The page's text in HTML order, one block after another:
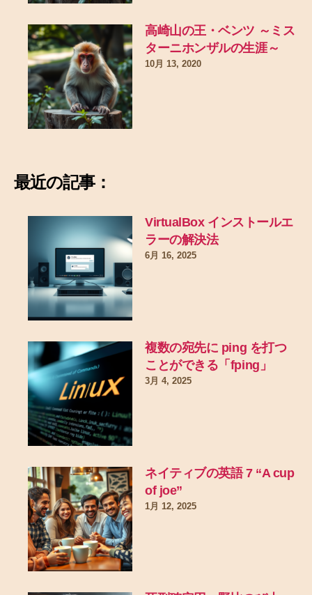
高崎山の王・ベンツ ～ミス
ターニホンザルの生涯～
10月 13, 2020
最近の記事：
VirtualBox インストールエ
ラーの解決法
6月 16, 2025
複数の宛先に ping を打つ
ことができる「fping」
3月 4, 2025
ネイティブの英語 7 “A cup
of joe”
1月 12, 2025